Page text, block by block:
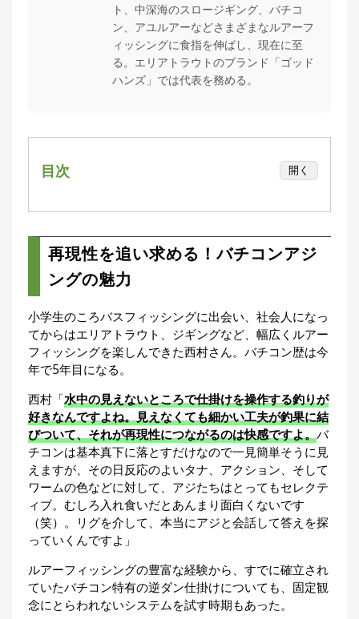
ト、中深海のスロージギング、バチコ
ン、アユルアーなどさまざまなルアーフ
ィッシングに食指を伸ばし、現在に至
る。エリアトラウトのブランド「ゴッド
ハンズ」では代表を務める。
目次 開く
東京湾・木更津発！バチコンにアツい船宿
「栄宝丸」
釣り方の自由度を保つ試み
仕掛けのキモは「固めのハーフヒッチ」！ズ
レを防いでアピール力を持続
その日のヒットパターンを探る釣り
同船者のコマセが漂う層をイメージしタナ
を微調整
誘いのパターンを変えてヒット
吸い込みやすさを徹底追求！新作アジングワ
ーム「ワフト」
1.水を掴むリブ構造
2.理想的な水平姿勢
3.高いフッキング率
4.強烈な集魚力
再現性を追い求める！バチコンアジ
ングの魅力
小学生のころバスフィッシングに出会い、社会人になっ
てからはエリアトラウト、ジギングなど、幅広くルアー
フィッシングを楽しんできた西村さん。バチコン歴は今
年で5年目になる。
西村「水中の見えないところで仕掛けを操作する釣りが
好きなんですよね。見えなくても細かい工夫が釣果に結
びついて、それが再現性につながるのは快感ですよ。バ
チコンは基本真下に落とすだけなので一見簡単そうに見
えますが、その日反応のよいタナ、アクション、そして
ワームの色などに対して、アジたちはとってもセレクテ
ィブ。むしろ入れ食いだとあんまり面白くないです
（笑）。リグを介して、本当にアジと会話して答えを探
っていくんですよ」
ルアーフィッシングの豊富な経験から、すでに確立され
ていたバチコン特有の逆ダン仕掛けについても、固定観
念にとらわれないシステムを試す時期もあった。
🐟 Basser （バ
Northanglers
海道）
月
刊
つ
り
人
ブ
ロ
グ
お
問
い